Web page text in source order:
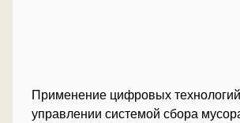
Применение цифровых
управлении системой сбора